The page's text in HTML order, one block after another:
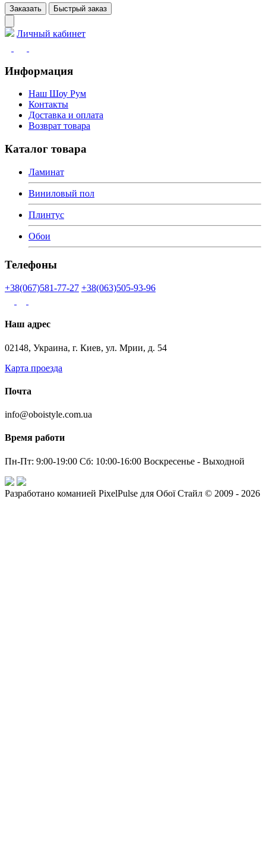
Заказать Быстрый заказ
Личный кабинет
Информация
Наш Шоу Рум
Контакты
Доставка и оплата
Возврат товара
Каталог товара
Ламинат
Виниловый пол
Плинтус
Обои
Телефоны
+38(067)581-77-27 +38(063)505-93-96
Наш адрес
02148, Украина, г. Киев, ул. Мрии, д. 54
Карта проезда
Почта
info@oboistyle.com.ua
Время работи
Пн-Пт: 9:00-19:00 Сб: 10:00-16:00 Воскресенье - Выходной
Разработано команией PixelPulse для Обої Стайл © 2009 - 2026